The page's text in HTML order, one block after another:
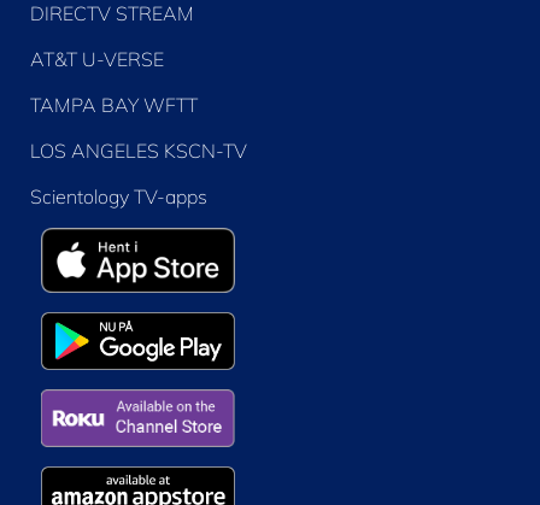
DIRECTV STREAM
AT&T U-VERSE
TAMPA BAY WFTT
LOS ANGELES KSCN-TV
Scientology TV-apps